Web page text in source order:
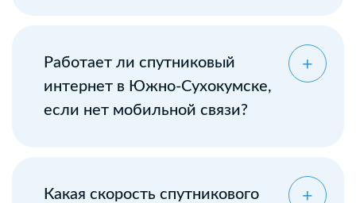
Работает ли спутниковый
интернет в Южно-Сухокумске,
если нет мобильной связи?
Какая скорость спутникового